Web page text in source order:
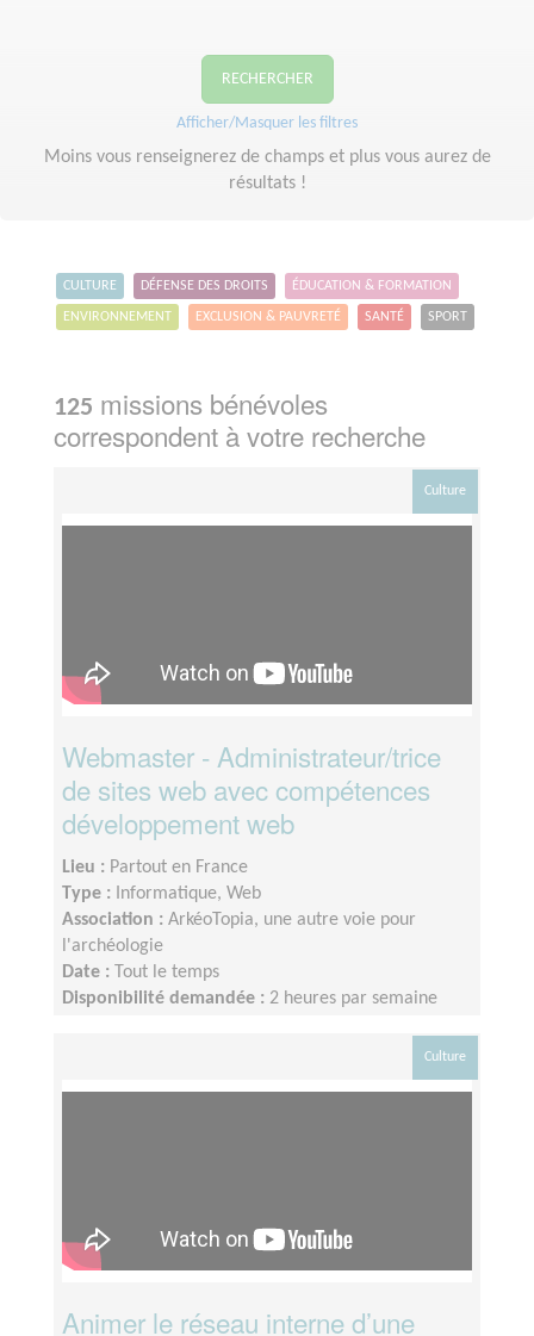
RECHERCHER
Afficher/Masquer les filtres
Moins vous renseignerez de champs et plus vous aurez de
résultats !
CULTURE DÉFENSE DES DROITS ÉDUCATION & FORMATION
ENVIRONNEMENT EXCLUSION & PAUVRETÉ SANTÉ SPORT
125 missions bénévoles
correspondent à votre recherche
Culture
Webmaster - Administrateur/trice
de sites web avec compétences
développement web
Lieu : Partout en France
Type :
Informatique, Web
Association : ArkéoTopia, une autre voie pour
l'archéologie
Date :
Tout le temps
Disponibilité demandée : 2 heures par semaine
Culture
Animer le réseau interne d’une